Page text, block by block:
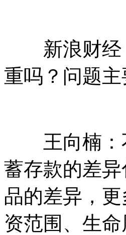
新浪财经：
重吗？问题
王向楠：不
蓄存款的差
品的差异，
资范围、生